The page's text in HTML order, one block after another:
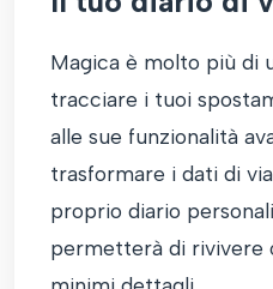
Magica è molto più di
tracciare i tuoi
alle sue funzionalità
trasformare i dati di
proprio diario
permetterà di rivivere